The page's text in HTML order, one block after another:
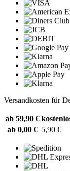
Versandkosten für
ab 59,90 €
ab 0,00 € 5,90 €